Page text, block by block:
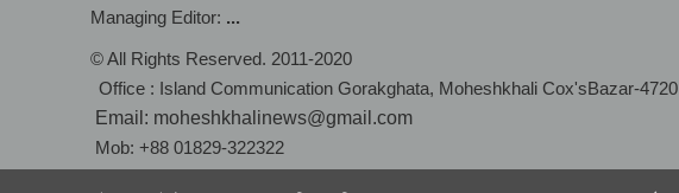
Managing Editor: ...
© All Rights Reserved. 2011-2020
Office : Island Communication Gorakghata, Moheshkhali Cox'sBazar-4720
Email: moheshkhalinews@gmail.com
Mob: +88 01829-322322